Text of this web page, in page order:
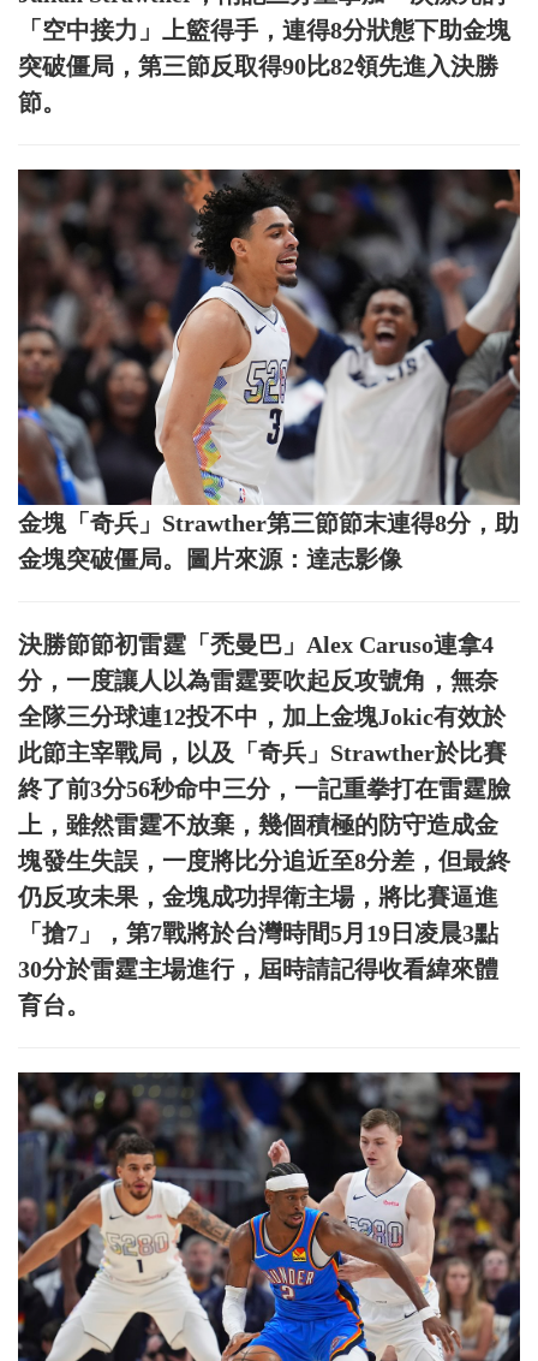
「空中接力」上籃得手，連得8分狀態下助金塊
突破僵局，第三節反取得90比82領先進入決勝
節。
金塊「奇兵」Strawther第三節節末連得8分，助
金塊突破僵局。圖片來源：達志影像
決勝節節初雷霆「禿曼巴」Alex Caruso連拿4
分，一度讓人以為雷霆要吹起反攻號角，無奈
全隊三分球連12投不中，加上金塊Jokic有效於
此節主宰戰局，以及「奇兵」Strawther於比賽
終了前3分56秒命中三分，一記重拳打在雷霆臉
上，雖然雷霆不放棄，幾個積極的防守造成金
塊發生失誤，一度將比分追近至8分差，但最終
仍反攻未果，金塊成功捍衛主場，將比賽逼進
「搶7」，第7戰將於台灣時間5月19日凌晨3點
30分於雷霆主場進行，屆時請記得收看緯來體
育台。